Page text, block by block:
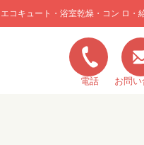
コキュート・浴室乾燥・コン ロ・
電話 お問